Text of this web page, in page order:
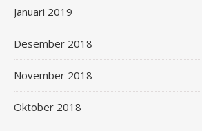
Januari 2019
Desember 2018
November 2018
Oktober 2018